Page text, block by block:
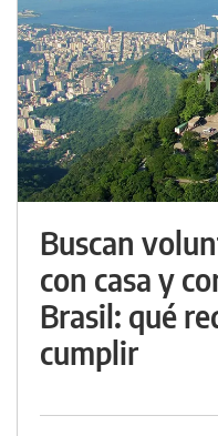
Buscan
con casa y
Brasil: qué
cumplir